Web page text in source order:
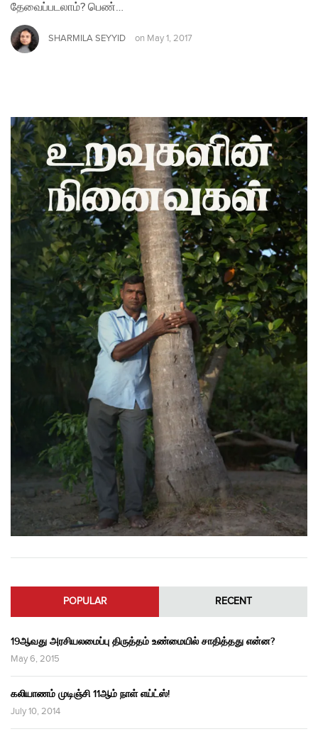
தேவைப்படலாம்? பெண்…
SHARMILA SEYYID on May 1, 2017
POPULAR RECENT
19ஆவது அரசியலமைப்பு திருத்தம் உண்மையில் சாதித்தது என்ன?
May 6, 2015
கலியாணம் முடிஞ்சி 11ஆம் நாள் எய்ட்ஸ்!
July 10, 2014